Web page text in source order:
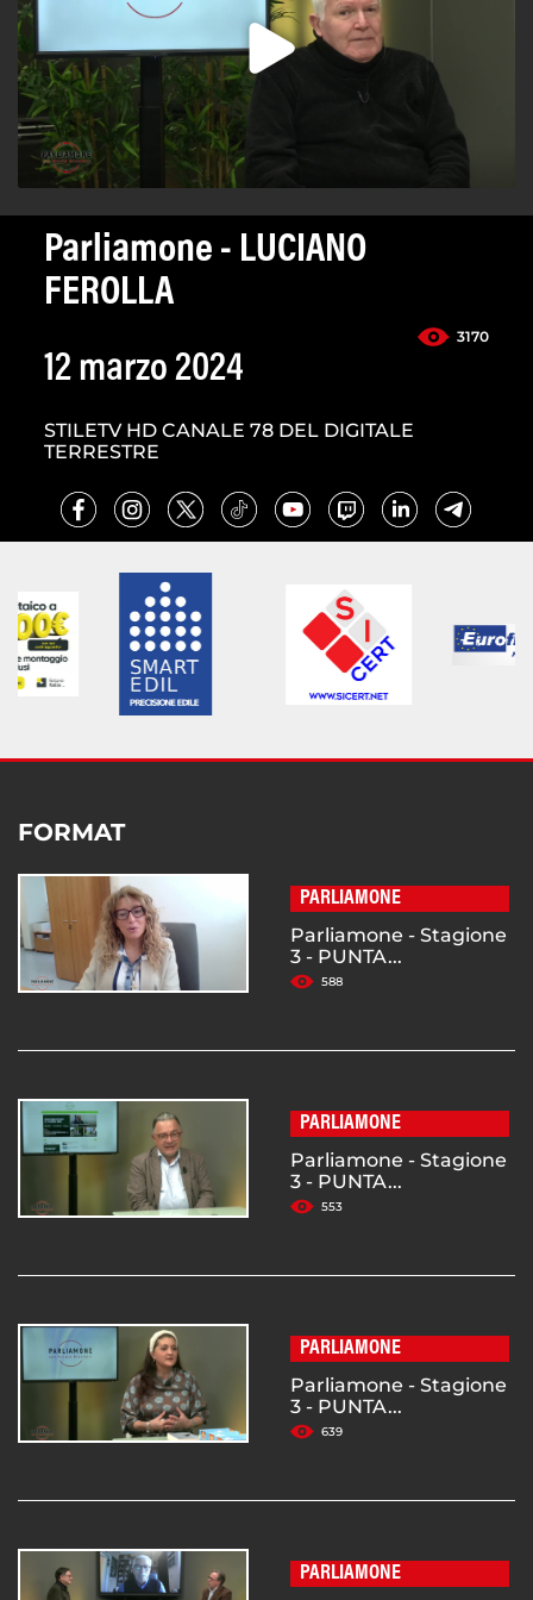
Parliamone - LUCIANO
FEROLLA
3170
12 marzo 2024
STILETV HD CANALE 78 DEL DIGITALE
TERRESTRE
FORMAT
PARLIAMONE
Parliamone - Stagione
3 - PUNTA...
588
PARLIAMONE
Parliamone - Stagione
3 - PUNTA...
553
PARLIAMONE
Parliamone - Stagione
3 - PUNTA...
639
PARLIAMONE